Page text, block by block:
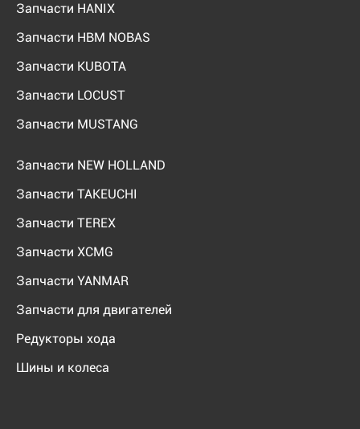
Запчасти HANIX
Запчасти HBM NOBAS
Запчасти KUBOTA
Запчасти LOCUST
Запчасти MUSTANG
Запчасти NEW HOLLAND
Запчасти TAKEUCHI
Запчасти TEREX
Запчасти XCMG
Запчасти YANMAR
Запчасти для двигателей
Редукторы хода
Шины и колеса